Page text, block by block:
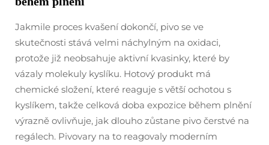
Jakmile proces kvašení dokončí, pivo se ve
skutečnosti stává velmi náchylným na oxidaci,
protože již neobsahuje aktivní kvasinky, které by
vázaly molekuly kyslíku. Hotový produkt má
chemické složení, které reaguje s větší ochotou s
kyslíkem, takže celková doba expozice během plnění
výrazně ovlivňuje, jak dlouho zůstane pivo čerstvé na
regálech. Pivovary na to reagovaly moderním